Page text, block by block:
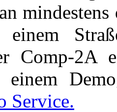
Comp-2A
einem
Service.